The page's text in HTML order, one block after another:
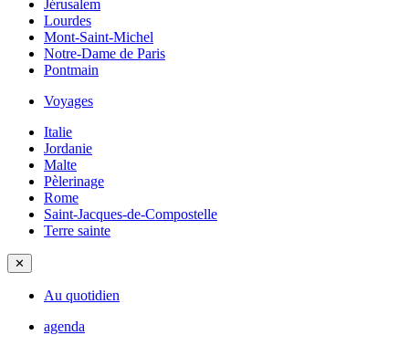
Jérusalem
Lourdes
Mont-Saint-Michel
Notre-Dame de Paris
Pontmain
Voyages
Italie
Jordanie
Malte
Pèlerinage
Rome
Saint-Jacques-de-Compostelle
Terre sainte
✕
Au quotidien
agenda